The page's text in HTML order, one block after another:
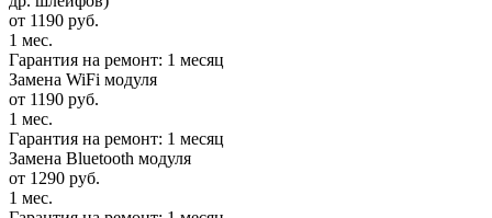
от 1190 руб.
1 мес.
Гарантия на ремонт: 1 месяц
Замена WiFi модуля
от 1190 руб.
1 мес.
Гарантия на ремонт: 1 месяц
Замена Bluetooth модуля
от 1290 руб.
1 мес.